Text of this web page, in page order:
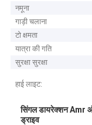
नमूना
गाड़ी चलाना
टो क्षमता
यात्रा की गति
सुरक्षा सुरक्षा
हाई लाइट:
सिंगल डायरेक्शन Amr
ड्राइव